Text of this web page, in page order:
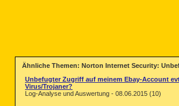
Ähnliche Themen: Norton Internet Security:
Unbefugter Zugriff auf meinem Ebay-Account
Virus/Trojaner?
Log-Analyse und Auswertung - 08.06.2015 (10)